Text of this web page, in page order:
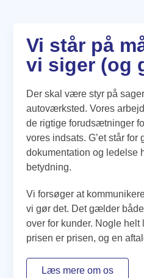
Vi står på
vi siger (og
Der skal være styr på
autoværksted. Vores
de rigtige forudsætninger
vores indsats. G’et står for
dokumentation og ledelse
betydning.
Vi forsøger at
vi gør det. Det gælder
over for kunder. Nogle helt
prisen er prisen, og en
Læs mere om os